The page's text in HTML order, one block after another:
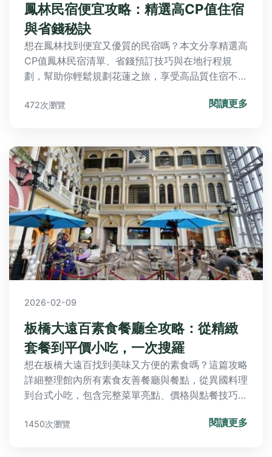
鳳林民宿便宜攻略：精選高CP值住宿
與省錢秘訣
想在鳳林找到便宜又優質的民宿嗎？本文分享精選高
CP值鳳林民宿清單、省錢預訂技巧與在地行程規
劃，幫助你輕鬆規劃花蓮之旅，享受高品質住宿不花
472次瀏覽 閱讀更多
2026-02-09
板橋大遠百素食餐廳全攻略：從精緻
套餐到平價小吃，一次搜羅
想在板橋大遠百找到美味又方便的素食嗎？這篇攻略
詳細整理館內所有素食友善餐廳與餐點，從異國料理
到台式小吃，包含完整菜單亮點、價格與點餐技巧，
1450次瀏覽 閱讀更多